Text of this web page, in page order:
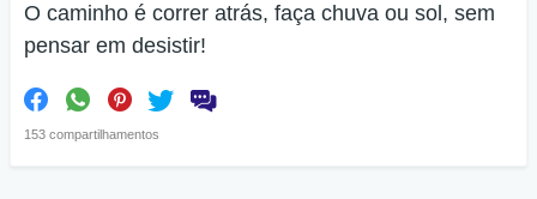
O caminho é correr atrás, faça chuva ou sol, sem
pensar em desistir!
153 compartilhamentos